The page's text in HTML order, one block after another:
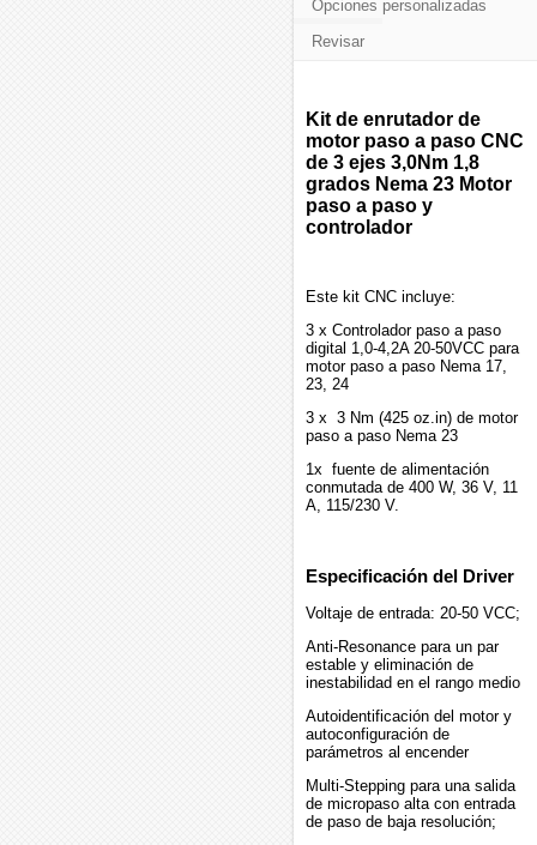
Opciones personalizadas
Revisar
Kit de enrutador de
motor paso a paso CNC
de 3 ejes 3,0Nm 1,8
grados Nema 23 Motor
paso a paso y
controlador
Este kit CNC incluye:
3 x Controlador paso a paso
digital 1,0-4,2A 20-50VCC para
motor paso a paso Nema 17,
23, 24
3 x 3 Nm (425 oz.in) de motor
paso a paso Nema 23
1x fuente de alimentación
conmutada de 400 W, 36 V, 11
A, 115/230 V.
Especificación del Driver
Voltaje de entrada: 20-50 VCC;
Anti-Resonance para un par
estable y eliminación de
inestabilidad en el rango medio
Autoidentificación del motor y
autoconfiguración de
parámetros al encender
Multi-Stepping para una salida
de micropaso alta con entrada
de paso de baja resolución;